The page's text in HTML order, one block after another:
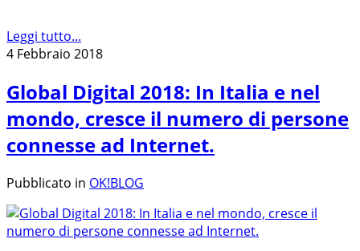
Leggi tutto...
4 Febbraio 2018
Global Digital 2018: In Italia e nel
mondo, cresce il numero di persone
connesse ad Internet.
Pubblicato in OK!BLOG